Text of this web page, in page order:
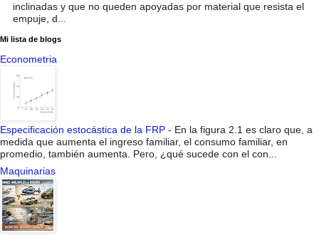
inclinadas y que no queden apoyadas por material que resista el
empuje, d...
Mi lista de blogs
Econometria
Especificación estocástica de la FRP - En la figura 2.1 es claro que, a
medida que aumenta el ingreso familiar, el consumo familiar, en
promedio, también aumenta. Pero, ¿qué sucede con el con...
Maquinarias